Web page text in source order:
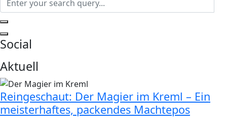
Social
Aktuell
Reingeschaut: Der Magier im Kreml – Ein
meisterhaftes, packendes Machtepos